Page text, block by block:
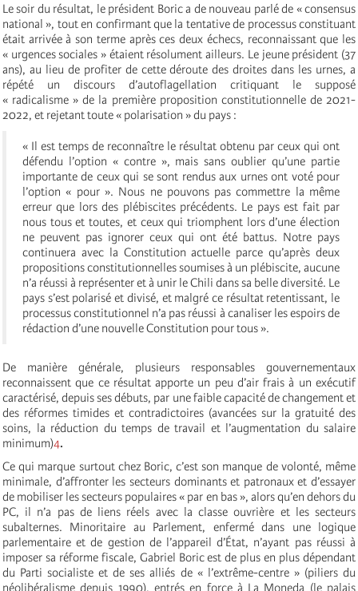
Le soir du résultat, le président Boric a de nouveau parlé de « consensus
national », tout en confirmant que la tentative de processus constituant
était arrivée à son terme après ces deux échecs, reconnaissant que les
« urgences sociales » étaient résolument ailleurs. Le jeune président (37
ans), au lieu de profiter de cette déroute des droites dans les urnes, a
répété un discours d’autoflagellation critiquant le supposé
« radicalisme » de la première proposition constitutionnelle de 2021-
2022, et rejetant toute « polarisation » du pays :
« Il est temps de reconnaître le résultat obtenu par ceux qui ont
défendu l’option « contre », mais sans oublier qu’une partie
importante de ceux qui se sont rendus aux urnes ont voté pour
l’option « pour ». Nous ne pouvons pas commettre la même
erreur que lors des plébiscites précédents. Le pays est fait par
nous tous et toutes, et ceux qui triomphent lors d’une élection
ne peuvent pas ignorer ceux qui ont été battus. Notre pays
continuera avec la Constitution actuelle parce qu’après deux
propositions constitutionnelles soumises à un plébiscite, aucune
n’a réussi à représenter et à unir le Chili dans sa belle diversité. Le
pays s’est polarisé et divisé, et malgré ce résultat retentissant, le
processus constitutionnel n’a pas réussi à canaliser les espoirs de
rédaction d’une nouvelle Constitution pour tous ».
De manière générale, plusieurs responsables gouvernementaux
reconnaissent que ce résultat apporte un peu d’air frais à un exécutif
caractérisé, depuis ses débuts, par une faible capacité de changement et
des réformes timides et contradictoires (avancées sur la gratuité des
soins, la réduction du temps de travail et l’augmentation du salaire
minimum)4.
Ce qui marque surtout chez Boric, c’est son manque de volonté, même
minimale, d’affronter les secteurs dominants et patronaux et d’essayer
de mobiliser les secteurs populaires « par en bas », alors qu’en dehors du
PC, il n’a pas de liens réels avec la classe ouvrière et les secteurs
subalternes. Minoritaire au Parlement, enfermé dans une logique
parlementaire et de gestion de l’appareil d’État, n’ayant pas réussi à
imposer sa réforme fiscale, Gabriel Boric est de plus en plus dépendant
du Parti socialiste et de ses alliés de « l’extrême-centre » (piliers du
néolibéralisme depuis 1990), entrés en force à La Moneda (le palais